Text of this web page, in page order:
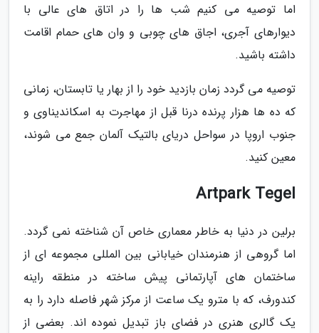
اما توصیه می کنیم شب ها را در اتاق های عالی با
دیوارهای آجری، اجاق های چوبی و وان های حمام اقامت
داشته باشید.
توصیه می گردد زمان بازدید خود را از بهار یا تابستان، زمانی
که ده ها هزار پرنده درنا قبل از مهاجرت به اسکاندیناوی و
جنوب اروپا در سواحل دریای بالتیک آلمان جمع می شوند،
معین کنید.
Artpark Tegel
برلین در دنیا به خاطر معماری خاص آن شناخته نمی گردد.
اما گروهی از هنرمندان خیابانی بین المللی مجموعه ای از
ساختمان های آپارتمانی پیش ساخته در منطقه راینه
کندورف، که با مترو یک ساعت از مرکز شهر فاصله دارد را به
یک گالری هنری در فضای باز تبدیل نموده اند. بعضی از